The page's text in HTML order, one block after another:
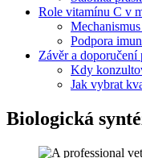
Role vitamínu C v
Podpora
Závěr a
Kdy
Jak vybrat
Biologická